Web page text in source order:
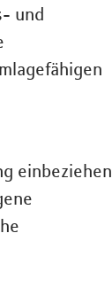
und
einbeziehen